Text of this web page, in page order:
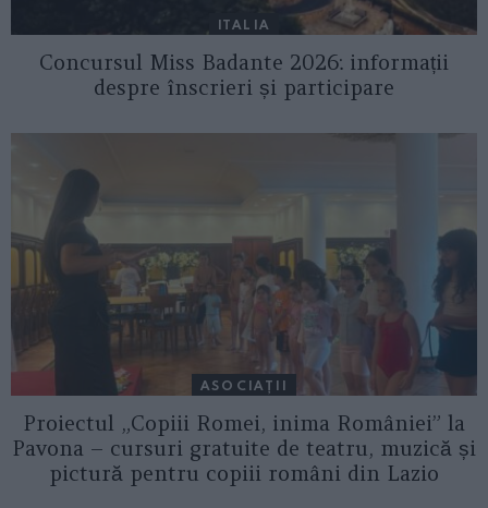
ITALIA
Concursul Miss Badante 2026: informații
despre înscrieri și participare
ASOCIAŢII
Proiectul „Copiii Romei, inima României” la
Pavona – cursuri gratuite de teatru, muzică și
pictură pentru copiii români din Lazio